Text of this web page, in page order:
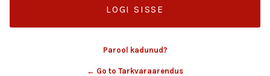
Parool kadunud?
← Go to Tarkvaraarendus